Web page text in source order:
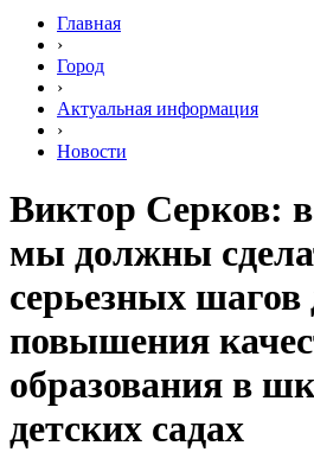
Главная
›
Город
›
Актуальная информация
›
Новости
Виктор Серков: в
мы должны
серьезных шагов
повышения
образования в
детских садах